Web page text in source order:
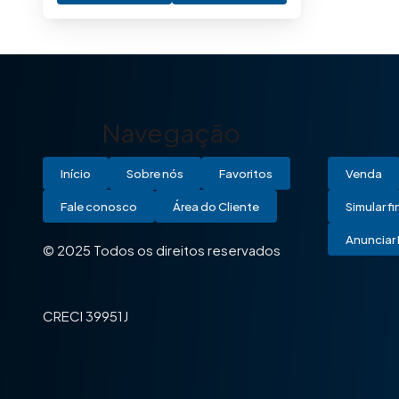
Navegação
Início Sobre nós Favoritos
Fale conosco Área do Cliente
© 2025 Todos os direitos reservados
CRECI 39951J
Venda
Simular
Anunciar